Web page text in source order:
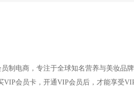
制电商，专注于全球知名营养与美妆品
会员卡，开通VIP会员后，才能享受